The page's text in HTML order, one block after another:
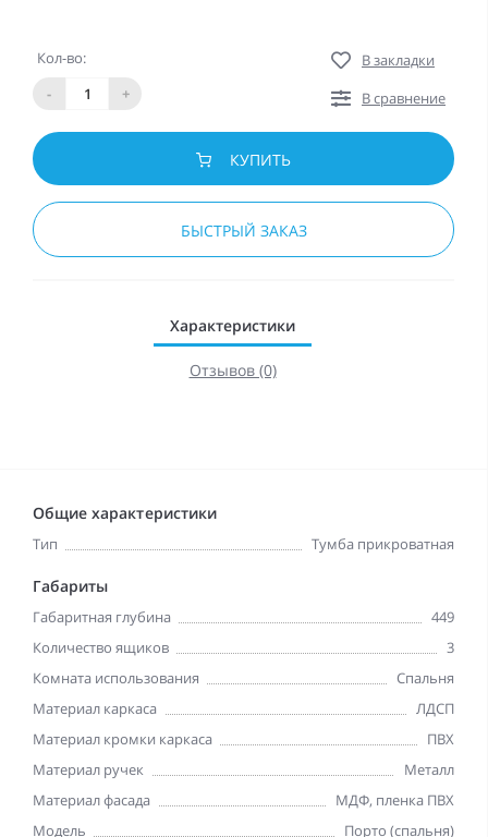
Кол-во:
-
+
В закладки
В сравнение
КУПИТЬ
БЫСТРЫЙ ЗАКАЗ
Характеристики
Отзывов (0)
Общие характеристики
Тип Тумба прикроватная
Габариты
Габаритная глубина
449
Количество ящиков
3
Комната использования
Спальня
Материал каркаса
ЛДСП
Материал кромки каркаса
ПВХ
Материал ручек
Металл
Материал фасада
МДФ, пленка ПВХ
Модель
Порто (спальня)